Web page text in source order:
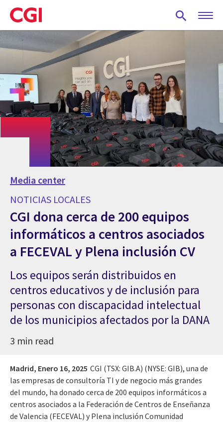
Skip
to
main
content
Media center
NOTICIAS LOCALES
CGI dona cerca de 200 equipos
informáticos a centros asociados
a FECEVAL y Plena inclusión CV
Los equipos serán distribuidos en
centros educativos y de inclusión para
personas con discapacidad intelectual
de los municipios afectados por la DANA
3 min read
Madrid, Enero 16, 2025 CGI (TSX: GIB.A) (NYSE: GIB), una de
las empresas de consultoría TI y de negocio más grandes
del mundo, ha donado cerca de 200 equipos informáticos a
centros asociados a la Federación de Centros de Enseñanza
de Valencia (FECEVAL) y Plena inclusión Comunidad